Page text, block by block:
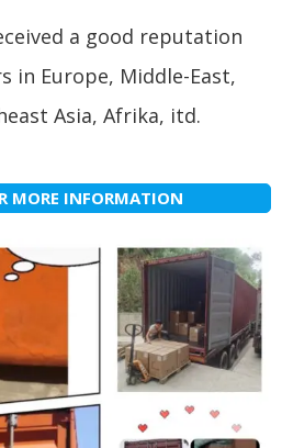
a good reputation
in Europe, Middle-East,
Asia, Afrika, itd.
MORE INFORMATION